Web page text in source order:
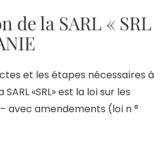
de la SARL « SRL
et les étapes nécessaires à
«SRL» est la loi sur les
– avec amendements (loi n °